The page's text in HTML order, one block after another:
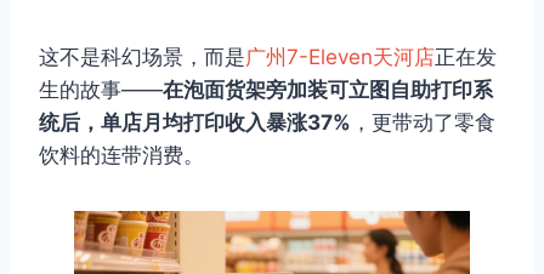
这不是科幻场景，而是广州7-Eleven天河店正在发
生的故事——在泡面货架旁加装可立图自助打印系
统后，单店月均打印收入暴涨37% ，更带动了零食
饮料的连带消费。